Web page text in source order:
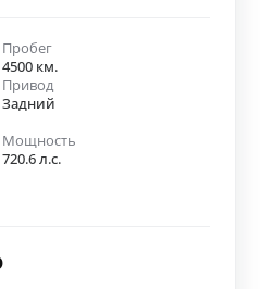
Пробег
4500 км.
Привод
Задний
Мощность
720.6 л.с.